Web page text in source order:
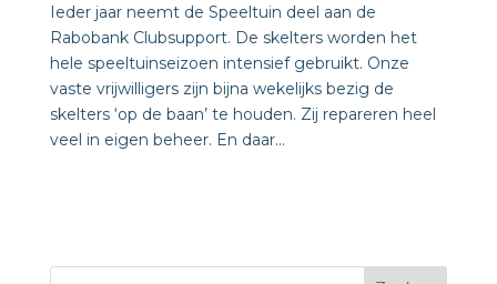
Ieder jaar neemt de Speeltuin deel aan de
Rabobank Clubsupport. De skelters worden het
hele speeltuinseizoen intensief gebruikt. Onze
vaste vrijwilligers zijn bijna wekelijks bezig de
skelters ‘op de baan’ te houden. Zij repareren heel
veel in eigen beheer. En daar...